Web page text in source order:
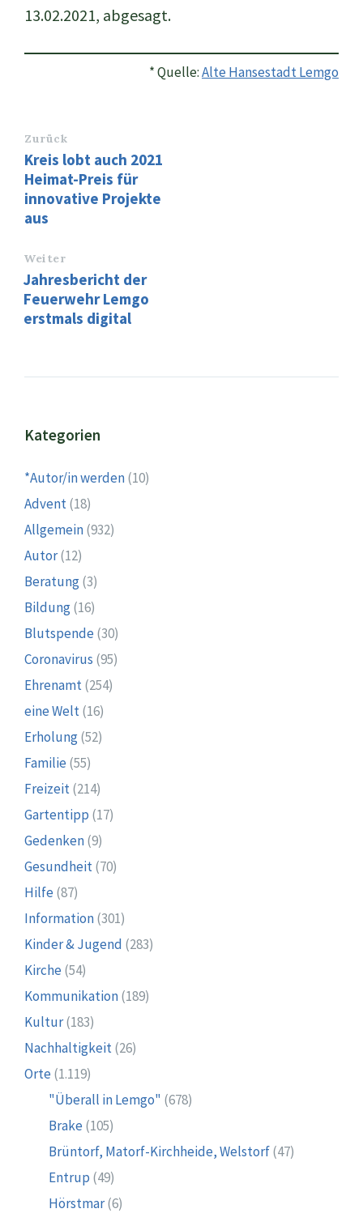
13.02.2021, abgesagt.
* Quelle:Alte Hansestadt Lemgo
Zurück
Kreis lobt auch 2021
Heimat-Preis für
innovative Projekte
aus
Weiter
Jahresbericht der
Feuerwehr Lemgo
erstmals digital
Kategorien
*Autor/in werden(10)
Advent(18)
Allgemein(932)
Autor(12)
Beratung(3)
Bildung(16)
Blutspende (30)
Coronavirus (95)
Ehrenamt(254)
eine Welt(16)
Erholung(52)
Familie (55)
Freizeit(214)
Gartentipp (17)
Gedenken(9)
Gesundheit(70)
Hilfe (87)
Information(301)
Kinder & Jugend (283)
Kirche (54)
Kommunikation(189)
Kultur(183)
Nachhaltigkeit(26)
Orte (1.119)
"Überall in Lemgo" (678)
Brake (105)
Brüntorf, Matorf-Kirchheide, Welstorf(47)
Entrup (49)
Hörstmar(6)